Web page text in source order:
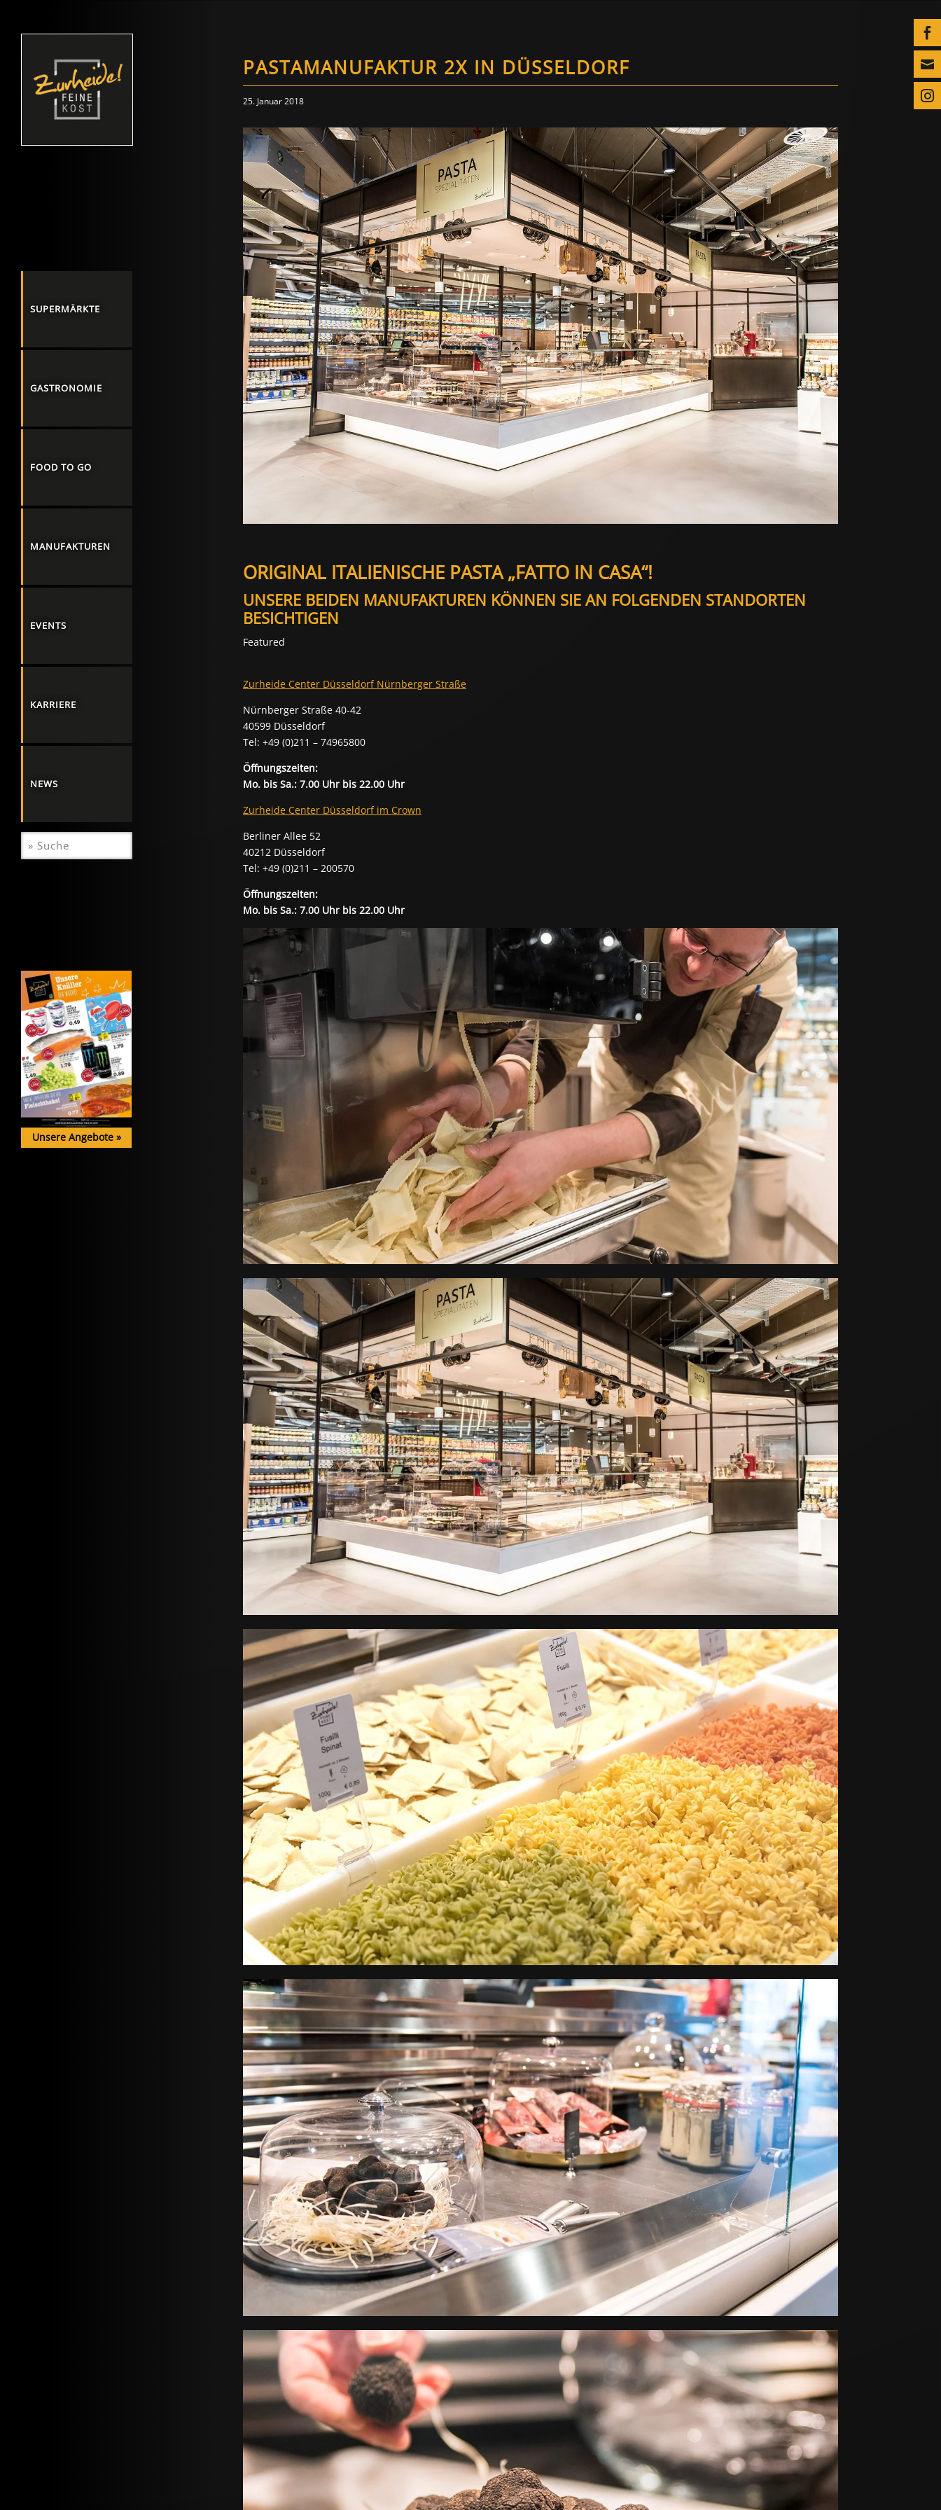



SUPERMÄRKTE
GASTRONOMIE
FOOD TO GO
MANUFAKTUREN
EVENTS
KARRIERE
NEWS
Unsere Angebote »
PASTAMANUFAKTUR 2X IN DÜSSELDORF
25. Januar 2018
ORIGINAL ITALIENISCHE PASTA „FATTO IN CASA“!
UNSERE BEIDEN MANUFAKTUREN KÖNNEN SIE AN FOLGENDEN STANDORTEN
BESICHTIGEN
Featured
Zurheide Center Düsseldorf Nürnberger Straße
Nürnberger Straße 40-42
40599 Düsseldorf
Tel: +49 (0)211 – 74965800
Öffnungszeiten:
Mo. bis Sa.: 7.00 Uhr bis 22.00 Uhr
Zurheide Center Düsseldorf im Crown
Berliner Allee 52
40212 Düsseldorf
Tel: +49 (0)211 – 200570
Öffnungszeiten:
Mo. bis Sa.: 7.00 Uhr bis 22.00 Uhr